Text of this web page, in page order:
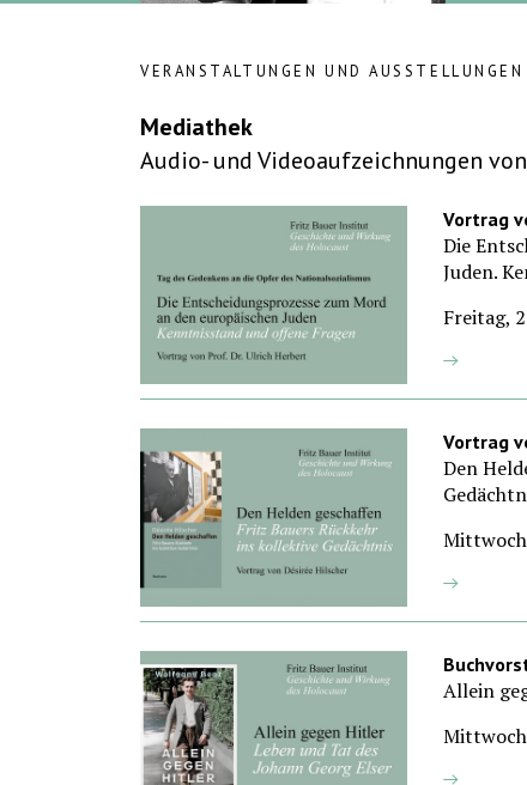
VERANSTALTUNGEN UND AUSSTELLUNGEN
Mediathek
Audio- und Videoaufzeichnungen
Vortrag
Die
Juden.
Freitag,
Vortrag
Den
Allein